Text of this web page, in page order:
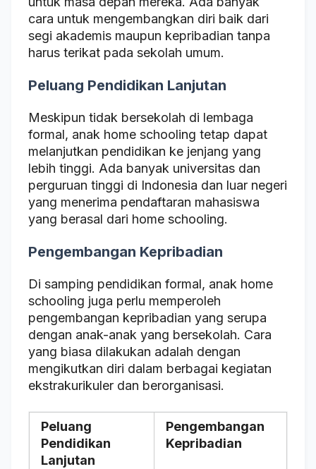
cara untuk mengembangkan diri baik dari
segi akademis maupun kepribadian tanpa
harus terikat pada sekolah umum.
Peluang Pendidikan Lanjutan
Meskipun tidak bersekolah di lembaga
formal, anak home schooling tetap dapat
melanjutkan pendidikan ke jenjang yang
lebih tinggi. Ada banyak universitas dan
perguruan tinggi di Indonesia dan luar negeri
yang menerima pendaftaran mahasiswa
yang berasal dari home schooling.
Pengembangan Kepribadian
Di samping pendidikan formal, anak home
schooling juga perlu memperoleh
pengembangan kepribadian yang serupa
dengan anak-anak yang bersekolah. Cara
yang biasa dilakukan adalah dengan
mengikutkan diri dalam berbagai kegiatan
ekstrakurikuler dan berorganisasi.
Peluang
Pendidikan
Lanjutan
Pengembangan
Kepribadian